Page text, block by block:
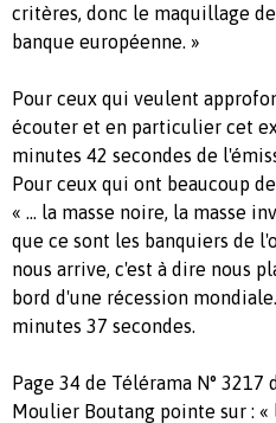
critères, donc le maquillage
banque européenne. »
Pour ceux qui veulent
écouter et en particulier cet
minutes 42 secondes de
Pour ceux qui ont beaucoup
« … la masse noire, la masse
que ce sont les banquiers de
nous arrive, c'est à dire nous
bord d'une récession
minutes 37 secondes.
Page 34 de Télérama N°
Moulier Boutang pointe sur : «